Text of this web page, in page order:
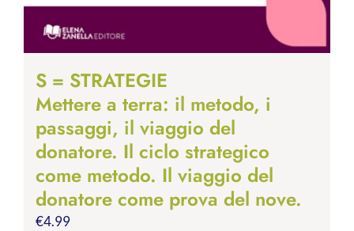
S = STRATEGIE
Mettere a terra: il metodo, i
passaggi, il viaggio del
donatore. Il ciclo strategico
come metodo. Il viaggio del
donatore come prova del nove.
€4.99